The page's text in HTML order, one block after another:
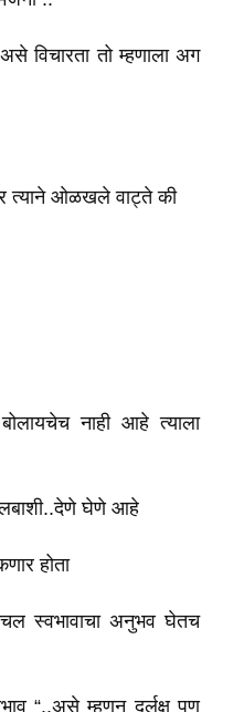
विचारता तो म्हणाला अग
त्याने ओळखले वाट्ते की
नाही आहे त्याला
घेणे आहे
होता
स्वभावाचा अनुभव घेतच
“..असे म्हणून दुर्लक्ष पण